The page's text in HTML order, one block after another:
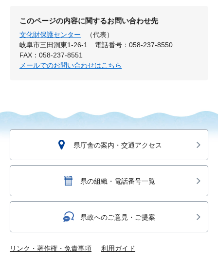
このページの内容に関するお問い合わせ先
文化財保護センター
（代表）
岐阜市三田洞東1-26-1
電話番号：058-237-8550
FAX：058-237-8551
メールでのお問い合わせはこちら
県庁舎の案内・交通アクセス
県の組織・電話番号一覧
県政へのご意見・ご提案
リンク・著作権・免責事項 利用ガイド